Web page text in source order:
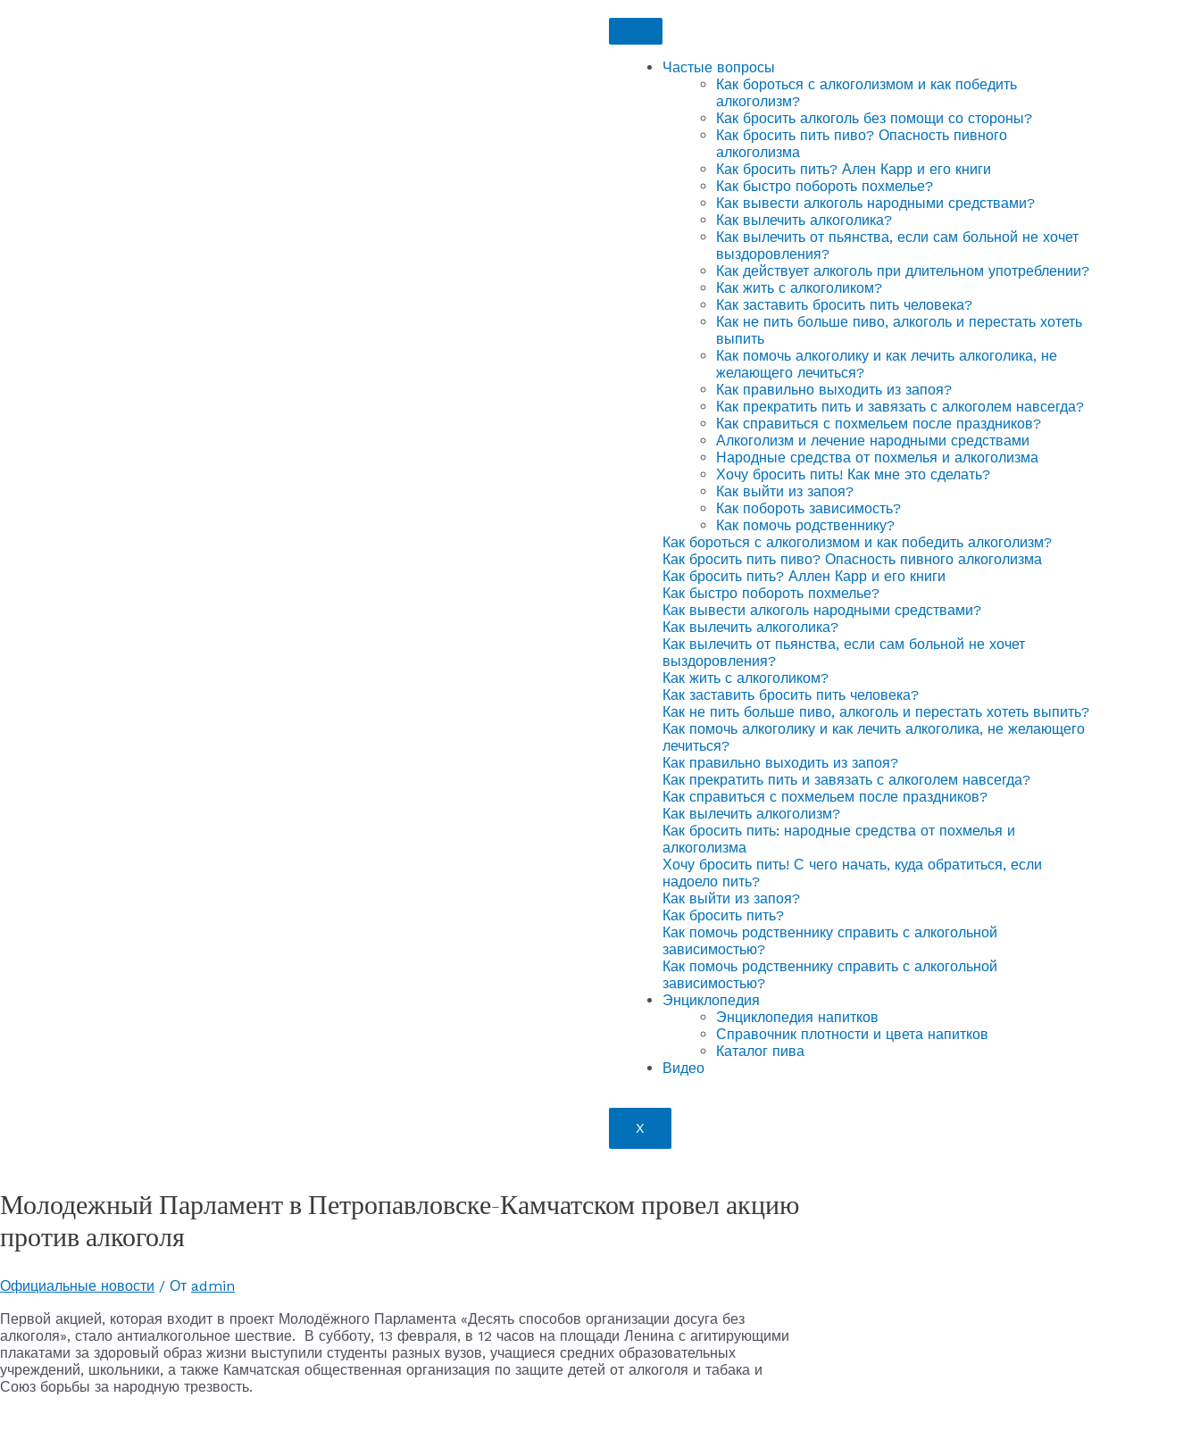
Частые вопросы
Как бороться с алкоголизмом и как победить
алкоголизм?
Как бросить алкоголь без помощи со стороны?
Как бросить пить пиво? Опасность пивного
алкоголизма
Как бросить пить? Ален Карр и его книги
Как быстро побороть похмелье?
Как вывести алкоголь народными средствами?
Как вылечить алкоголика?
Как вылечить от пьянства, если сам больной не хочет
выздоровления?
Как действует алкоголь при длительном употреблении?
Как жить с алкоголиком?
Как заставить бросить пить человека?
Как не пить больше пиво, алкоголь и перестать хотеть
выпить
Как помочь алкоголику и как лечить алкоголика, не
желающего лечиться?
Как правильно выходить из запоя?
Как прекратить пить и завязать с алкоголем навсегда?
Как справиться с похмельем после праздников?
Алкоголизм и лечение народными средствами
Народные средства от похмелья и алкоголизма
Хочу бросить пить! Как мне это сделать?
Как выйти из запоя?
Как побороть зависимость?
Как помочь родственнику?
Как бороться с алкоголизмом и как победить алкоголизм?
Как бросить пить пиво? Опасность пивного алкоголизма
Как бросить пить? Аллен Карр и его книги
Как быстро побороть похмелье?
Как вывести алкоголь народными средствами?
Как вылечить алкоголика?
Как вылечить от пьянства, если сам больной не хочет
выздоровления?
Как жить с алкоголиком?
Как заставить бросить пить человека?
Как не пить больше пиво, алкоголь и перестать хотеть выпить?
Как помочь алкоголику и как лечить алкоголика, не желающего
лечиться?
Как правильно выходить из запоя?
Как прекратить пить и завязать с алкоголем навсегда?
Как справиться с похмельем после праздников?
Как вылечить алкоголизм?
Как бросить пить: народные средства от похмелья и
алкоголизма
Хочу бросить пить! С чего начать, куда обратиться, если
надоело пить?
Как выйти из запоя?
Как бросить пить?
Как помочь родственнику справить с алкогольной
зависимостью?
Как помочь родственнику справить с алкогольной
зависимостью?
Энциклопедия
Энциклопедия напитков
Справочник плотности и цвета напитков
Каталог пива
Видео
X
Молодежный Парламент в Петропавловске-Камчатском провел акцию
против алкоголя
Официальные новости / От admin
Первой акцией, которая входит в проект Молодёжного Парламента «Десять способов организации досуга без
алкоголя», стало антиалкогольное шествие. В субботу, 13 февраля, в 12 часов на площади Ленина с агитирующими
плакатами за здоровый образ жизни выступили студенты разных вузов, учащиеся средних образовательных
учреждений, школьники, а также Камчатская общественная организация по защите детей от алкоголя и табака и
Союз борьбы за народную трезвость.